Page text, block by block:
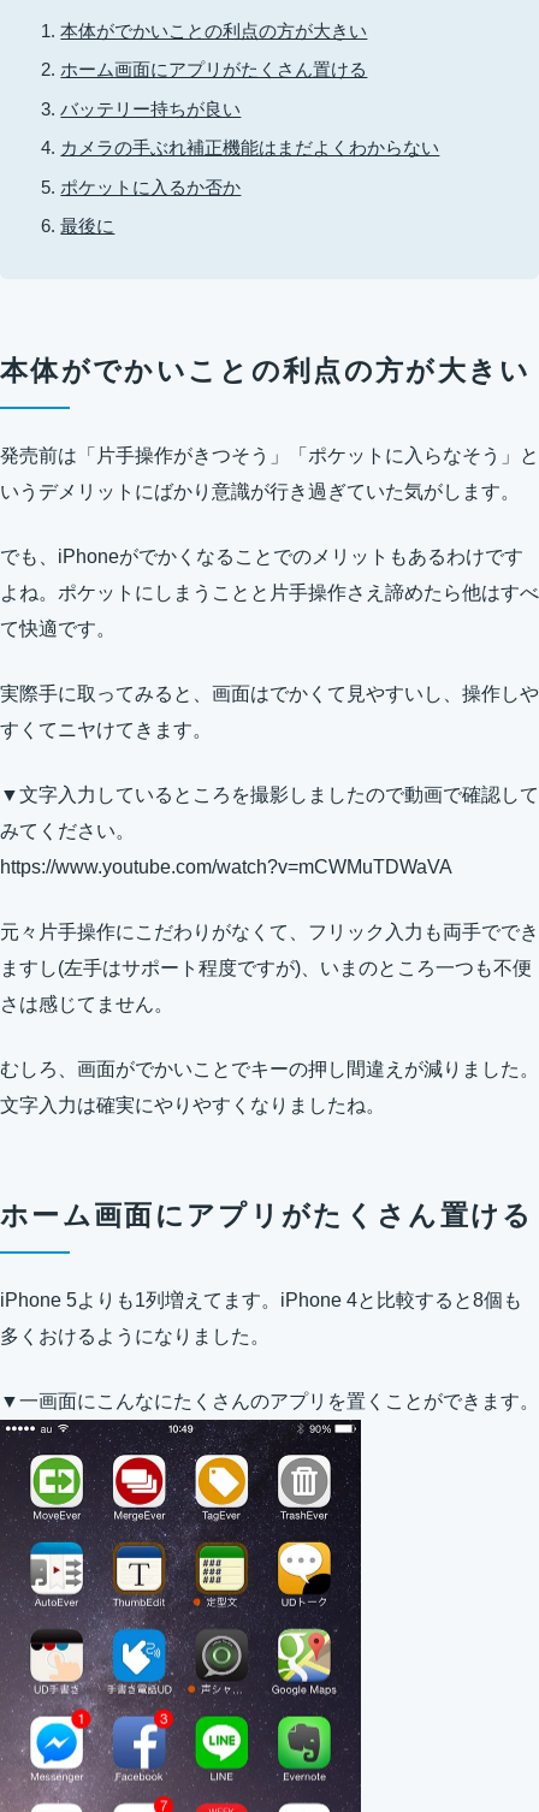
本体がでかいことの利点の方が大きい
ホーム画面にアプリがたくさん置ける
バッテリー持ちが良い
カメラの手ぶれ補正機能はまだよくわからない
ポケットに入るか否か
最後に
本体がでかいことの利点の方が大きい
発売前は「片手操作がきつそう」「ポケットに入らなそう」と
いうデメリットにばかり意識が行き過ぎていた気がします。
でも、iPhoneがでかくなることでのメリットもあるわけです
よね。ポケットにしまうことと片手操作さえ諦めたら他はすべ
て快適です。
実際手に取ってみると、画面はでかくて見やすいし、操作しや
すくてニヤけてきます。
▼文字入力しているところを撮影しましたので動画で確認して
みてください。
https://www.youtube.com/watch?v=mCWMuTDWaVA
元々片手操作にこだわりがなくて、フリック入力も両手ででき
ますし(左手はサポート程度ですが)、いまのところ一つも不便
さは感じてません。
むしろ、画面がでかいことでキーの押し間違えが減りました。
文字入力は確実にやりやすくなりましたね。
ホーム画面にアプリがたくさん置ける
iPhone 5よりも1列増えてます。iPhone 4と比較すると8個も
多くおけるようになりました。
▼一画面にこんなにたくさんのアプリを置くことができます。